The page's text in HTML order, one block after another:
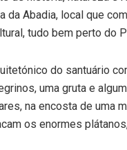
da Abadia, local que
tudo bem perto do
do santuário
uma gruta e
na encosta de uma
os enormes